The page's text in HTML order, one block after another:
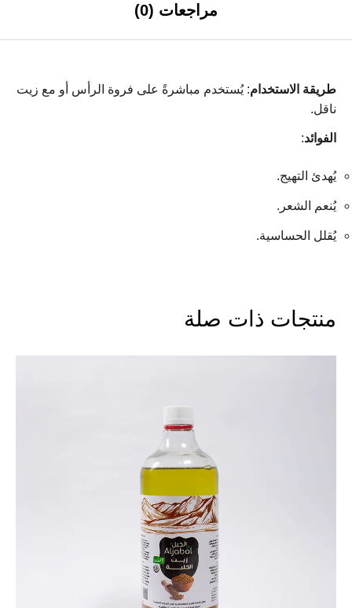
مراجعات (0)
طريقة الاستخدام: يُستخدم مباشرةً على فروة الرأس أو مع زيت
ناقل.
الفوائد:
يُهدئ التهيج.
يُنعم الشعر.
يُقلل الحساسية.
منتجات ذات صلة